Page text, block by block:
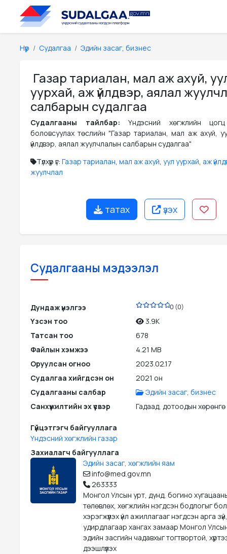
Нүүр Судалгаа Эдийн засаг, бизнес
Газар тариалан, мал аж ахуй,
уурхай, аж үйлдвэр, аялал
салбарын судалгаа
Судалгааны тайлбар:Үндэсний хөгжлийн цогц
боловсуулах төслийн "Газар тариалан, мал аж ахуй,
үйлдвэр, аялал жуулчлалын салбарын судалгаа"
Түлхүүр үг: Газар тариалан, мал аж ахуй, уул уурхай, аж
жуулчлал
татах үзэх
Судалгааны мэдээлэл
Дундаж үнэлгээ 0 (0)
Үзсэн тоо
3.9K
Татсан тоо
678
Файлын хэмжээ
4.21 MB
Оруулсан огноо
2023.02.17
Судалгаа хийгдсэн он
2021 он
Судалгааны салбар
Эдийн засаг, бизнес
Санхүүжилтийн эх үүсвэр
Гадаад, дотоодын
Гүйцэтгэгч байгууллага
Үндэсний хөгжлийн газар
Захиалагч байгууллага
Эдийн засаг, хөгжлийн яам
info@med.gov.mn
263333
Монгол Улсын урт, дунд, богино
төлөвлөх, хөгжлийн нэгдсэн бодлогыг
хэрэгжүүлэх үйл ажиллагааг нэгдсэн арга зүй,
удирдлагаар хангах замаар Монгол
эдийн засгийн чадавхыг тогтвортой,
дээшлүүлэх